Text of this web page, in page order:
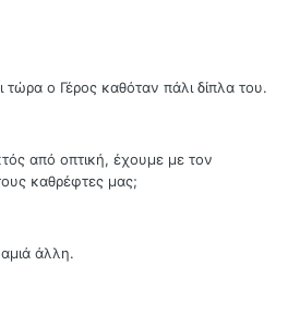
ο Γέρος καθόταν πάλι δίπλα του.
από οπτική, έχουμε με τον
καθρέφτες μας;
άλλη.